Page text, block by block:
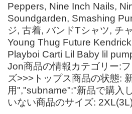
Peppers, Nine Inch Nails,
Soundgarden, Smashing
ジ, 古着, バンドTシャツ, チ
Young Thug Future
Playboi Carti Lil Baby lil
Jon商品の情報カテゴリー:
ズ>>>トップス商品の状態:
用","subname":"新品で購入
いない商品のサイズ: